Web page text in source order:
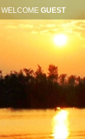
WELCOME GUEST